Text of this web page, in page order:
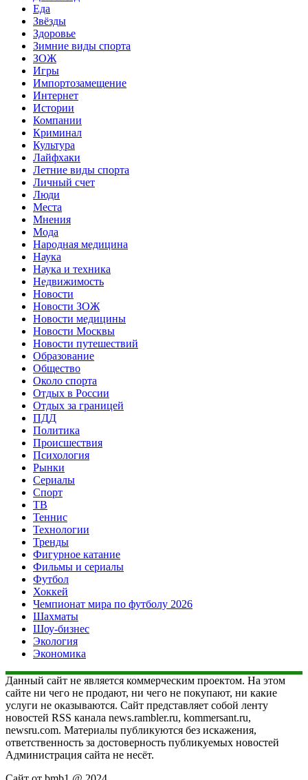
Еда
Звёзды
Здоровье
Зимние виды спорта
ЗОЖ
Игры
Импортозамещение
Интернет
Истории
Компании
Криминал
Культура
Лайфхаки
Летние виды спорта
Личный счет
Люди
Места
Мнения
Мода
Народная медицина
Наука
Наука и техника
Недвижимость
Новости
Новости ЗОЖ
Новости медицины
Новости Москвы
Новости путешествий
Образование
Общество
Около спорта
Отдых в России
Отдых за границей
ПДД
Политика
Происшествия
Психология
Рынки
Сериалы
Спорт
ТВ
Теннис
Технологии
Тренды
Фигурное катание
Фильмы и сериалы
Футбол
Хоккей
Чемпионат мира по футболу 2026
Шахматы
Шоу-бизнес
Экология
Экономика
Данный сайт не является коммерческим проектом. На этом
сайте ни чего не продают, ни чего не покупают, ни какие
услуги не оказываются. Сайт представляет собой ленту
новостей RSS канала news.rambler.ru, kommersant.ru,
newsru.com. Материалы публикуются без искажения,
ответственность за достоверность публикуемых новостей
Администрация сайта не несёт.